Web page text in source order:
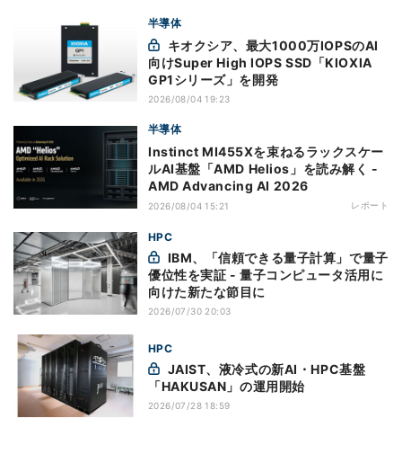
半導体
向けSuper High IOPS SSD「KIOXIA
GP1シリーズ」を開発
2026/08/04 19:23
半導体
Instinct MI455Xを束ねるラックスケー
ルAI基盤「AMD Helios」を読み解く -
AMD Advancing AI 2026
2026/08/04 15:21 レポート
HPC
優位性を実証 - 量子コンピュータ活用に
向けた新たな節目に
2026/07/30 20:03
HPC
「HAKUSAN」の運用開始
2026/07/28 18:59